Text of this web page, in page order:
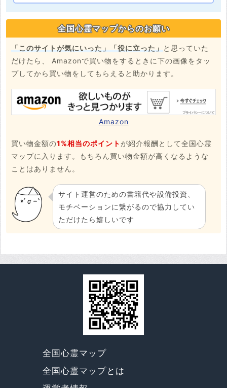
全国心霊マップからのお願い
「このサイトが気にいった」「役に立った」と思っていた
だけたら、 Amazonで買い物をするときに下の画像をタッ
プしてから買い物をしてもらえると助かります。
Amazon
買い物金額の1%相当のポイント が紹介報酬として全国心霊
マップに入ります。もちろん買い物金額が高くなるような
ことはありません。
サイト運営のための書籍代や設備投資、
モチベーションに繋がるので協力してい
ただけたら嬉しいです
全国心霊マップ
全国心霊マップとは